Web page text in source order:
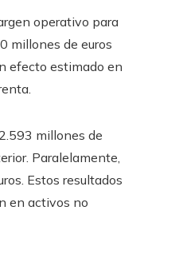
operativo para
millones de euros
efecto estimado en
millones de
Paralelamente,
Estos resultados
en activos no